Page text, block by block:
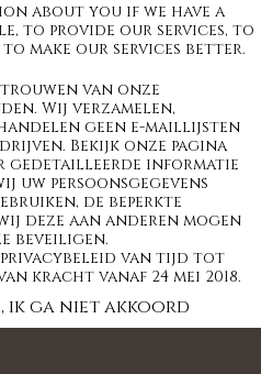
about you if we have a
to provide our services, to
make our services better.
van onze
Wij verzamelen,
geen e-maillijsten
Bekijk onze pagina
gedetailleerde informatie
uw persoonsgegevens
de beperkte
deze aan anderen mogen
beveiligen.
privacybeleid van tijd tot
kracht vanaf 24 mei 2018.
ik ga niet akkoord